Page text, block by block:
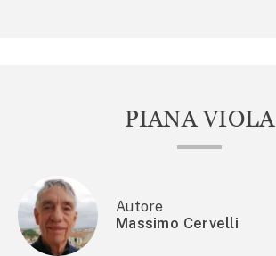
PIANA VIOLA
Autore
Massimo Cervelli